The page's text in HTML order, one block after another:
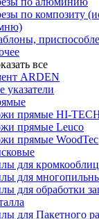
по композиту
все
ARDEN
указатели
прямые HI-
прямые Leuco
прямые WoodTec
для
для
для обработки
для Пакетного